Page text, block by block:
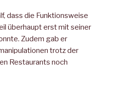
dass die Funktionsweise
überhaupt erst mit seiner
Zudem gab er
trotz der
Restaurants noch